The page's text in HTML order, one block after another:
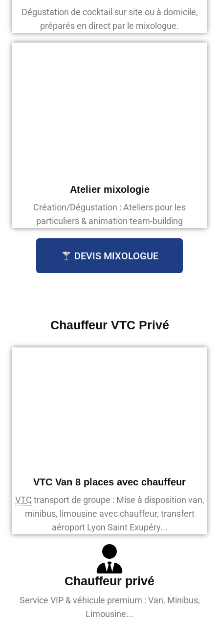
Dégustation de cocktail sur site ou à domicile,
préparés en direct par le mixologue.
Atelier mixologie
Création/Dégustation : Ateliers pour les
particuliers & animation team-building
DEVIS MIXOLOGUE
Chauffeur VTC Privé
VTC Van 8 places avec chauffeur
VTC transport de groupe : Mise à disposition van,
minibus, limousine avec chauffeur, transfert
aéroport Lyon Saint Exupéry...
Chauffeur privé
Service VIP & véhicule premium : Van, Minibus,
Limousine...